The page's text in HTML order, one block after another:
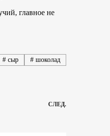
главное не
# сыр # шоколад
СЛЕД.